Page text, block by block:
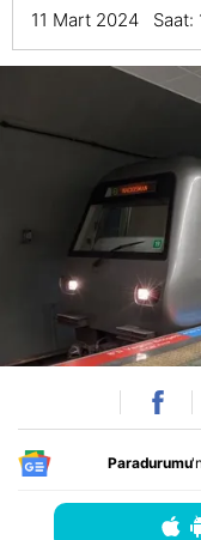
11 Mart 2024 Saat:
Paradurumu